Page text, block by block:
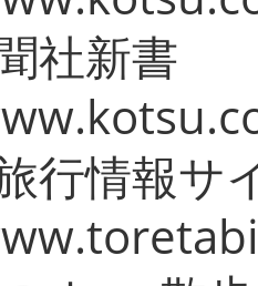
社新書
行情報サ